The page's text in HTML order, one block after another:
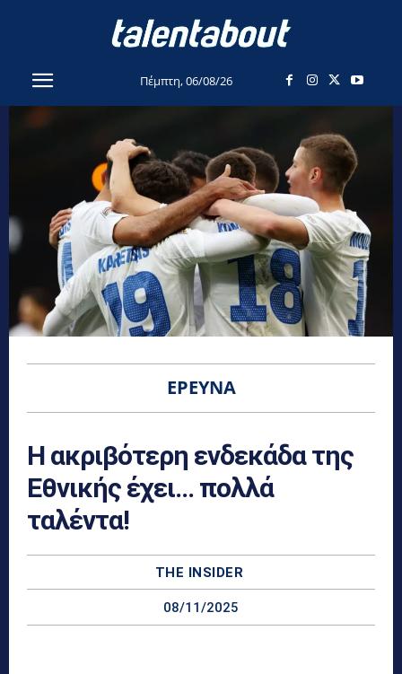
Πέμπτη, 06/08/26
ΈΡΕΥΝΑ
Η ακριβότερη ενδεκάδα της
Εθνικής έχει… πολλά
ταλέντα!
THE INSIDER
08/11/2025